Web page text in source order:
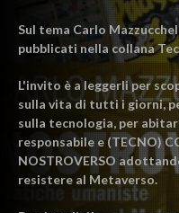
Sul tema Carlo
pubblicati nella collana
L'invito è a leggerli per
sulla vita di tutti i giorni,
sulla tecnologia, per
responsabile e (TECNO)
NOSTROVERSO
resistere al Metaverso.